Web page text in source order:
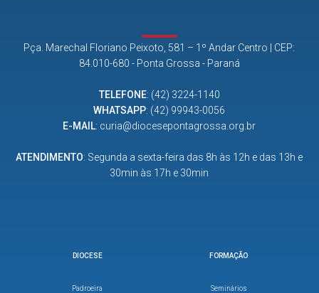
Pça. Marechal Floriano Peixoto, 581 – 1º Andar Centro | CEP:
84.010-680 - Ponta Grossa - Paraná
TELEFONE: (42) 3224-1140
WHATSAPP: (42) 99943-0056
E-MAIL: curia@diocesepontagrossa.org.br
ATENDIMENTO: Segunda a sexta-feira das 8h às 12h e das 13h e
30min às 17h e 30min
DIOCESE
Padroeira
FORMAÇÃO
Seminários